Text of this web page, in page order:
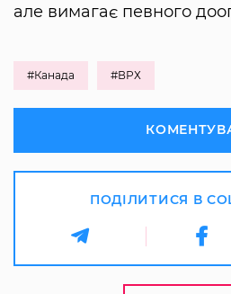
але вимагає певного
#Канада #ВРХ
ПОДІЛИТИСЯ В